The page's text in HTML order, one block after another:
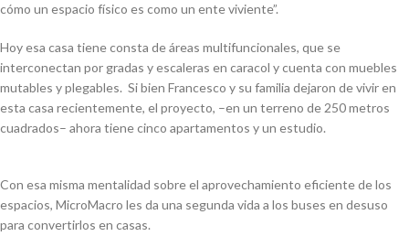
cómo un espacio físico es como un ente viviente”.
Hoy esa casa tiene consta de áreas multifuncionales, que se
interconectan por gradas y escaleras en caracol y cuenta con muebles
mutables y plegables. Si bien Francesco y su familia dejaron de vivir en
esta casa recientemente, el proyecto, –en un terreno de 250 metros
cuadrados– ahora tiene cinco apartamentos y un estudio.
Con esa misma mentalidad sobre el aprovechamiento eficiente de los
espacios, MicroMacro les da una segunda vida a los buses en desuso
para convertirlos en casas.